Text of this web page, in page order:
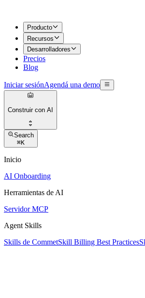
Producto
Recursos
Desarrolladores
Precios
Blog
Iniciar sesiónAgendá una demo
Construir con AI
Search
⌘K
Inicio
AI Onboarding
Herramientas de AI
Servidor MCP
Agent Skills
Skills de CommetSkill Billing Best Practices